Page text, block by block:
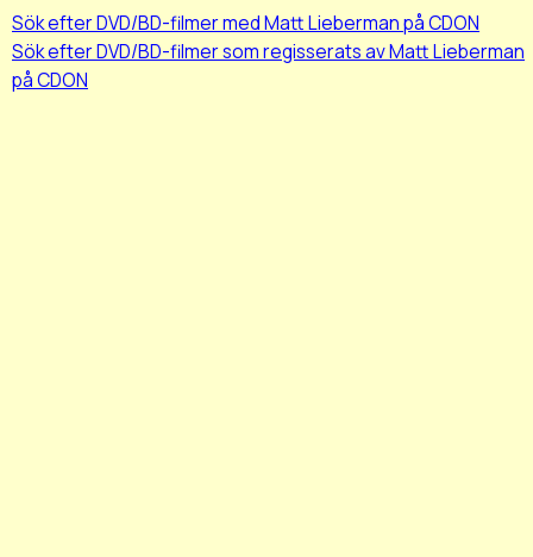
Sök efter DVD/BD-filmer med Matt Lieberman på CDON
Sök efter DVD/BD-filmer som regisserats av Matt Lieberman
på CDON